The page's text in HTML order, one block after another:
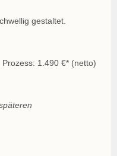
gestaltet.
1.490 €* (netto)